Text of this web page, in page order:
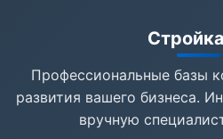
Профессиональные базы
развития вашего бизнеса.
вручную